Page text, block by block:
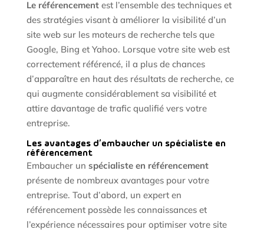
Le référencement est l’ensemble des techniques et
des stratégies visant à améliorer la visibilité d’un
site web sur les moteurs de recherche tels que
Google, Bing et Yahoo. Lorsque votre site web est
correctement référencé, il a plus de chances
d’apparaître en haut des résultats de recherche, ce
qui augmente considérablement sa visibilité et
attire davantage de trafic qualifié vers votre
entreprise.
Les avantages d’embaucher un spécialiste en
référencement
Embaucher un spécialiste en référencement
présente de nombreux avantages pour votre
entreprise. Tout d’abord, un expert en
référencement possède les connaissances et
l’expérience nécessaires pour optimiser votre site